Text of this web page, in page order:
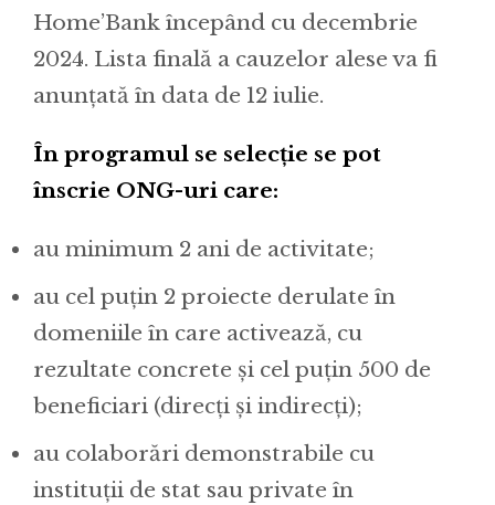
Home’Bank începând cu decembrie
2024. Lista finală a cauzelor alese va fi
anunțată în data de 12 iulie.
În programul se selecție se pot
înscrie ONG-uri care:
au minimum 2 ani de activitate;
au cel puțin 2 proiecte derulate în
domeniile în care activează, cu
rezultate concrete și cel puțin 500 de
beneficiari (direcți și indirecți);
au colaborări demonstrabile cu
instituții de stat sau private în